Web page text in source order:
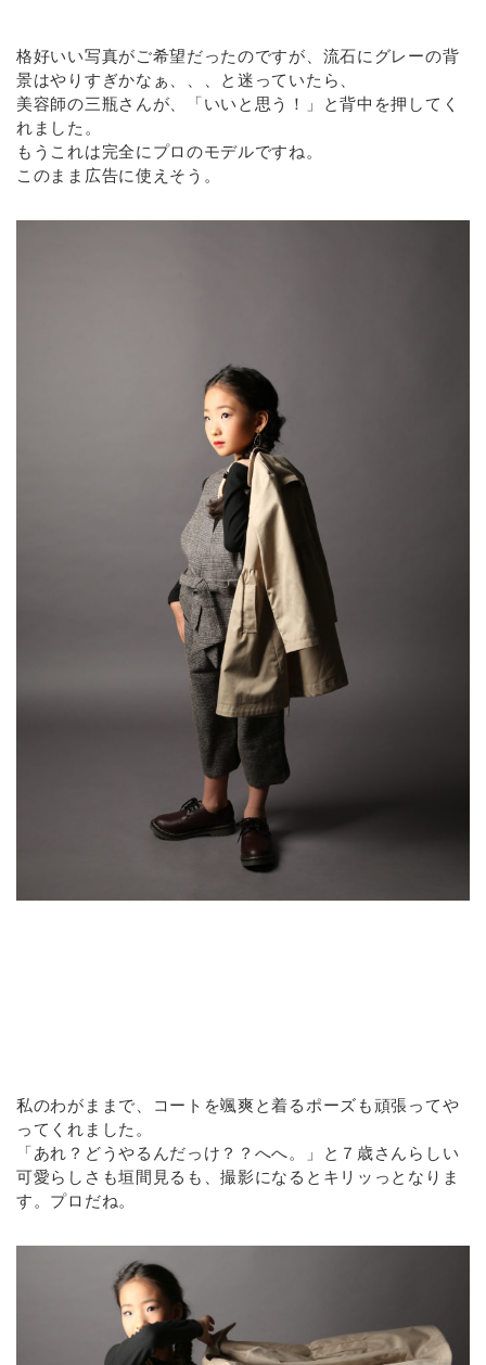
格好いい写真がご希望だったのですが、流石にグレーの背
景はやりすぎかなぁ、、、と迷っていたら、
美容師の三瓶さんが、「いいと思う！」と背中を押してく
れました。
もうこれは完全にプロのモデルですね。
このまま広告に使えそう。
私のわがままで、コートを颯爽と着るポーズも頑張ってや
ってくれました。
「あれ？どうやるんだっけ？？へへ。」と７歳さんらしい
可愛らしさも垣間見るも、撮影になるとキリッっとなりま
す。プロだね。